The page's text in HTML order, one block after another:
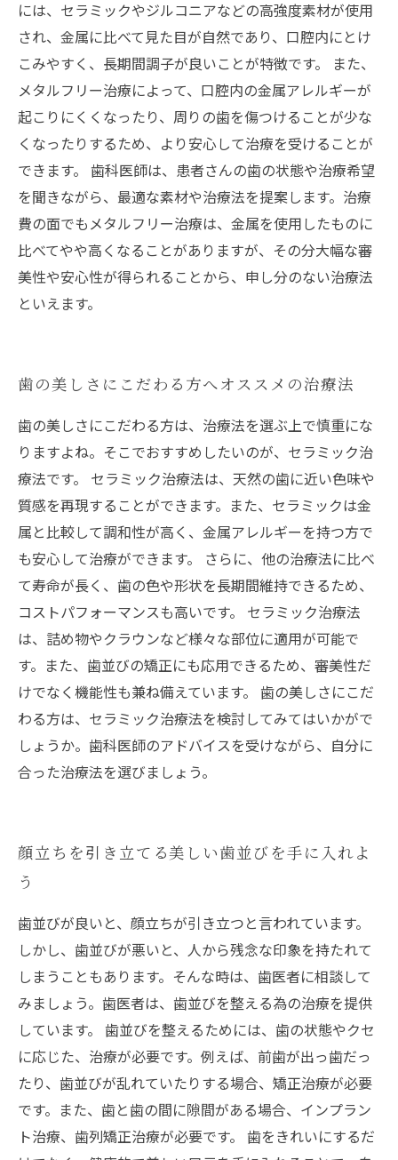
には、セラミックやジルコニアなどの高強度素材が使用
され、金属に比べて見た目が自然であり、口腔内にとけ
こみやすく、長期間調子が良いことが特徴です。 また、
メタルフリー治療によって、口腔内の金属アレルギーが
起こりにくくなったり、周りの歯を傷つけることが少な
くなったりするため、より安心して治療を受けることが
できます。 歯科医師は、患者さんの歯の状態や治療希望
を聞きながら、最適な素材や治療法を提案します。治療
費の面でもメタルフリー治療は、金属を使用したものに
比べてやや高くなることがありますが、その分大幅な審
美性や安心性が得られることから、申し分のない治療法
といえます。
歯の美しさにこだわる方へオススメの治療法
歯の美しさにこだわる方は、治療法を選ぶ上で慎重にな
りますよね。そこでおすすめしたいのが、セラミック治
療法です。 セラミック治療法は、天然の歯に近い色味や
質感を再現することができます。また、セラミックは金
属と比較して調和性が高く、金属アレルギーを持つ方で
も安心して治療ができます。 さらに、他の治療法に比べ
て寿命が長く、歯の色や形状を長期間維持できるため、
コストパフォーマンスも高いです。 セラミック治療法
は、詰め物やクラウンなど様々な部位に適用が可能で
す。また、歯並びの矯正にも応用できるため、審美性だ
けでなく機能性も兼ね備えています。 歯の美しさにこだ
わる方は、セラミック治療法を検討してみてはいかがで
しょうか。歯科医師のアドバイスを受けながら、自分に
合った治療法を選びましょう。
顔立ちを引き立てる美しい歯並びを手に入れよ
う
歯並びが良いと、顔立ちが引き立つと言われています。
しかし、歯並びが悪いと、人から残念な印象を持たれて
しまうこともあります。そんな時は、歯医者に相談して
みましょう。歯医者は、歯並びを整える為の治療を提供
しています。 歯並びを整えるためには、歯の状態やクセ
に応じた、治療が必要です。例えば、前歯が出っ歯だっ
たり、歯並びが乱れていたりする場合、矯正治療が必要
です。また、歯と歯の間に隙間がある場合、インプラン
ト治療、歯列矯正治療が必要です。 歯をきれいにするだ